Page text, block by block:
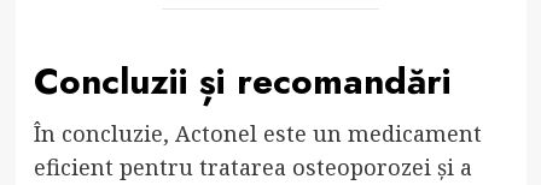
Concluzii și recomandări
În concluzie, Actonel este un medicament
eficient pentru tratarea osteoporozei și a